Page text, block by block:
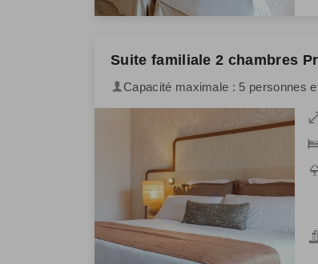
Suite familiale 2 chambres
Capacité maximale : 5 personnes